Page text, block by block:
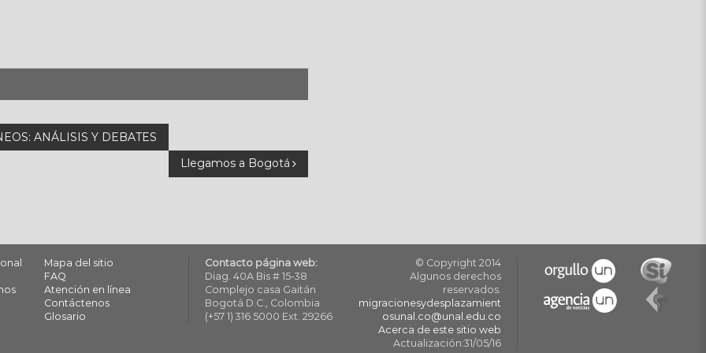
ANÁLISIS Y DEBATES
Llegamos a Bogotá
Mapa del sitio
FAQ
Atención en línea
Contáctenos
Glosario
Contacto página web:
Diag. 40A Bis # 15-38
Complejo casa Gaitán
Bogotá D.C., Colombia
(+57 1) 316 5000 Ext. 29266
© Copyright 2014
Algunos derechos
reservados.
migracionesydesplazamient
osunal.co@unal.edu.co
Acerca de este sitio web
Actualización:31/05/16